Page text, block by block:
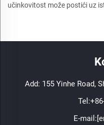
učinkovitost može postići uz
Add: 155 Yinhe Road,
Tel:
E-mail: